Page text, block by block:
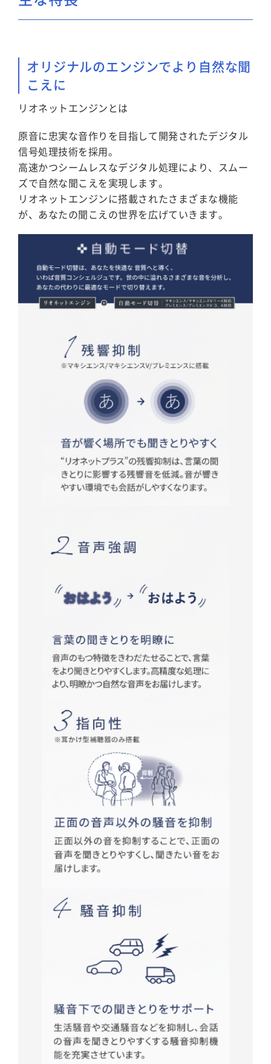
オリジナルのエンジンでより自然な聞
こえに
リオネットエンジンとは
原音に忠実な音作りを目指して開発されたデジタル
信号処理技術を採用。
高速かつシームレスなデジタル処理により、スムー
ズで自然な聞こえを実現します。
リオネットエンジンに搭載されたさまざまな機能
が、あなたの聞こえの世界を広げていきます。